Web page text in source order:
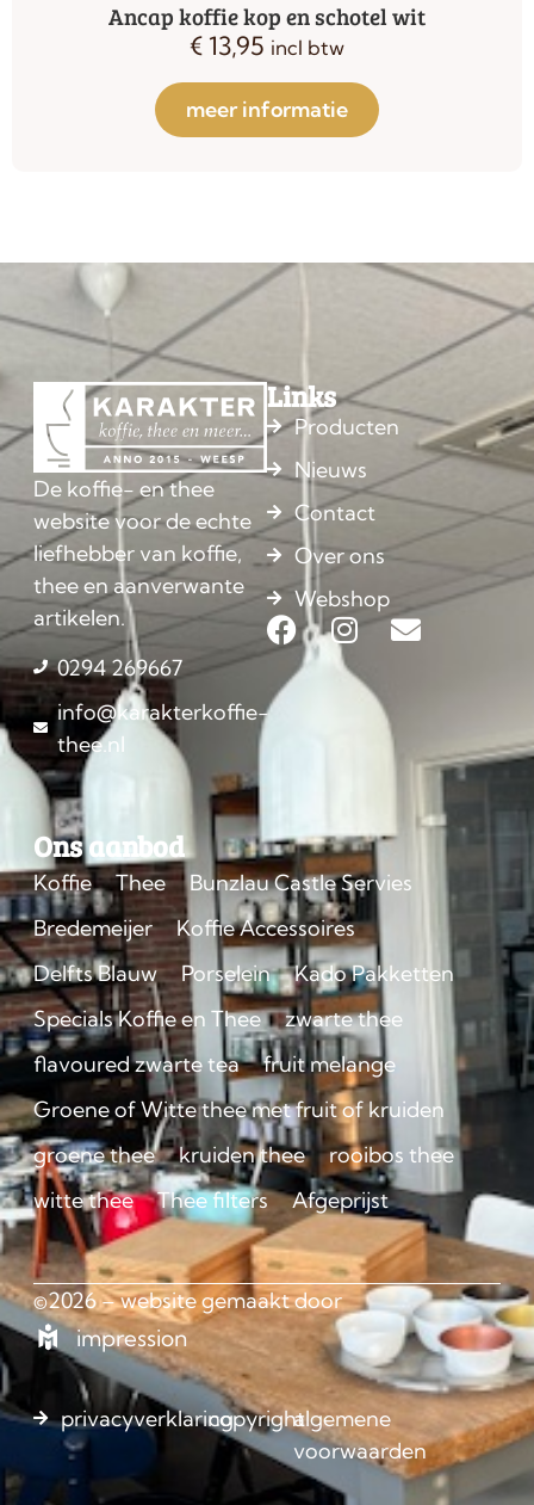
Ancap koffie kop en schotel wit
€ 13,95 incl btw
meer informatie
De koffie- en thee
website voor de echte
liefhebber van koffie,
thee en aanverwante
artikelen.
0294 269667
info@karakterkoffie-
thee.nl
Links
Producten
Nieuws
Contact
Over ons
Webshop
Ons aanbod
Koffie Thee
Bunzlau Castle Servies
Bredemeijer
Koffie Accessoires
Delfts Blauw
Porselein
Kado Pakketten
Specials Koffie en Thee
zwarte thee
flavoured zwarte tea
fruit melange
Groene of Witte thee met fruit of kruiden
groene thee
kruiden thee
rooibos thee
witte thee
Thee filters Afgeprijst
©2026 – website gemaakt door
impression
privacyverklaringcopyrightalgemene
voorwaarden